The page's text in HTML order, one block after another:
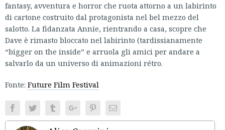
fantasy, avventura e horror che ruota attorno a un labirinto
di cartone costruito dal protagonista nel bel mezzo del
salotto. La fidanzata Annie, rientrando a casa, scopre che
Dave è rimasto bloccato nel labirinto (tardissianamente
“bigger on the inside” e arruola gli amici per andare a
salvarlo da un universo di animazioni rétro.
Fonte: Future Film Festival
FacebookTwitter TumblrGoogle+PinterestEmail